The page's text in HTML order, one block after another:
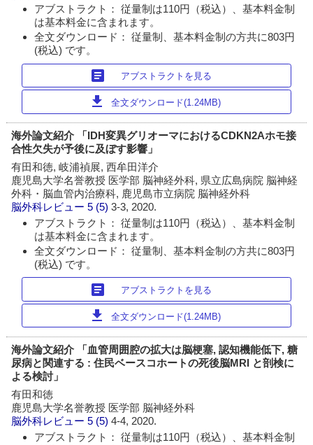
アブストラクト： 従量制は110円（税込）、基本料金制
は基本料金に含まれます。
全文ダウンロード： 従量制、基本料金制の方共に803円
(税込) です。
article アブストラクトを見る
download 全文ダウンロード(1.24MB)
海外論文紹介 「IDH変異グリオーマにおけるCDKN2Aホモ接
合性欠失が予後に及ぼす影響」
有田和徳, 岐浦禎展, 西牟田洋介
鹿児島大学名誉教授 医学部 脳神経外科, 県立広島病院 脳神経
外科・脳血管内治療科, 鹿児島市立病院 脳神経外科
脳外科レビュー 5 (5)3-3, 2020.
アブストラクト： 従量制は110円（税込）、基本料金制
は基本料金に含まれます。
全文ダウンロード： 従量制、基本料金制の方共に803円
(税込) です。
article アブストラクトを見る
download 全文ダウンロード(1.24MB)
海外論文紹介 「血管周囲腔の拡大は脳梗塞, 認知機能低下, 糖
尿病と関連する : 住民ベースコホートの死後脳MRI と剖検に
よる検討」
有田和徳
鹿児島大学名誉教授 医学部 脳神経外科
脳外科レビュー 5 (5)4-4, 2020.
アブストラクト： 従量制は110円（税込）、基本料金制